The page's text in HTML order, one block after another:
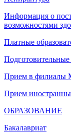
Информация о
возможностями
Платные
Прием в
Прием
ОБРАЗОВАНИЕ
Бакалавриат